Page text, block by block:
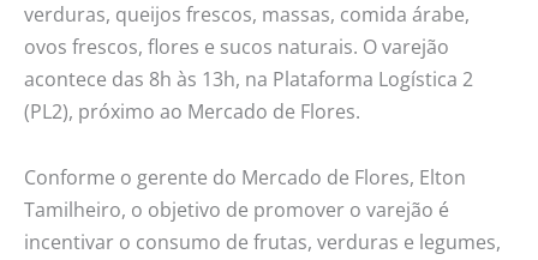
verduras, queijos frescos, massas, comida árabe,
ovos frescos, flores e sucos naturais. O varejão
acontece das 8h às 13h, na Plataforma Logística 2
(PL2), próximo ao Mercado de Flores.
Conforme o gerente do Mercado de Flores, Elton
Tamilheiro, o objetivo de promover o varejão é
incentivar o consumo de frutas, verduras e legumes,